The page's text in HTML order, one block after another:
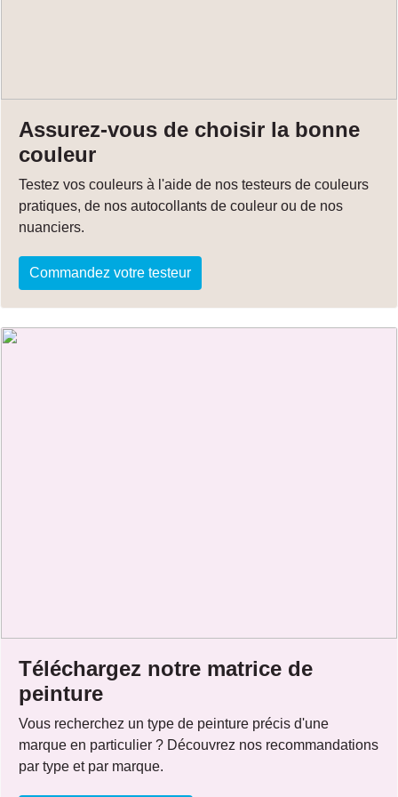
Assurez-vous de choisir la bonne
couleur
Testez vos couleurs à l'aide de nos testeurs de couleurs
pratiques, de nos autocollants de couleur ou de nos
nuanciers.
Commandez votre testeur
Téléchargez notre matrice de
peinture
Vous recherchez un type de peinture précis d'une
marque en particulier ? Découvrez nos recommandations
par type et par marque.